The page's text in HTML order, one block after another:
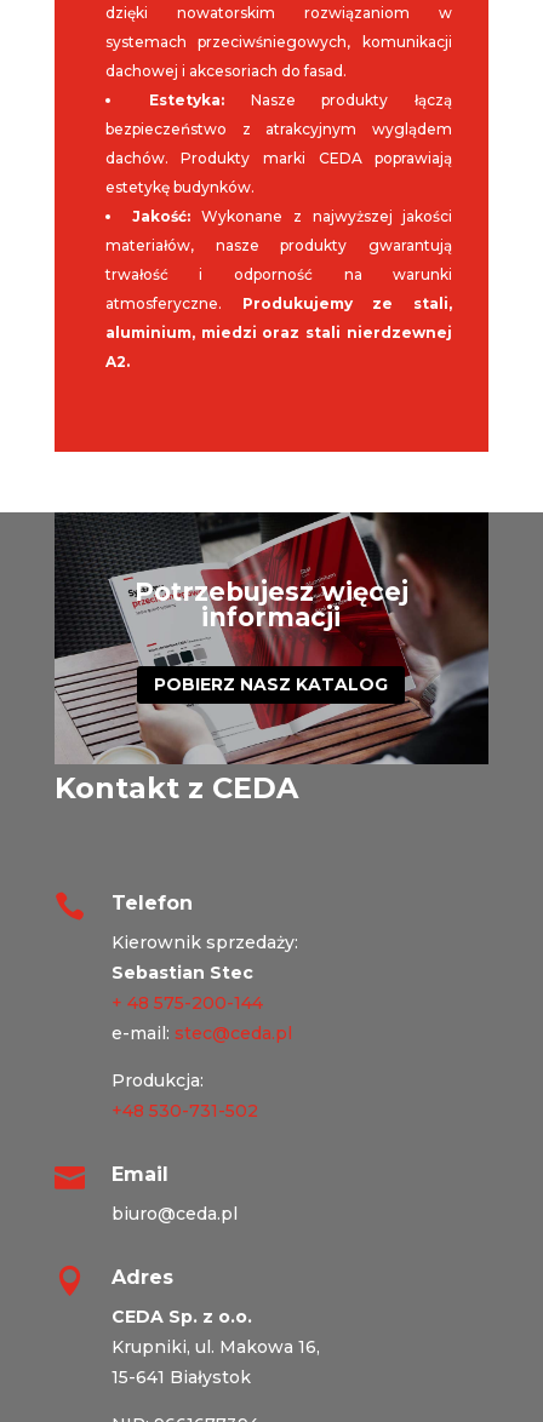
dzięki nowatorskim rozwiązaniom w
systemach przeciwśniegowych, komunikacji
dachowej i akcesoriach do fasad.
Estetyka:Nasze produkty łączą
bezpieczeństwo z atrakcyjnym wyglądem
dachów. Produkty marki CEDA poprawiają
estetykę budynków.
Jakość: Wykonane z najwyższej jakości
materiałów, nasze produkty gwarantują
trwałość i odporność na warunki
atmosferyczne. Produkujemy ze stali,
aluminium, miedzi oraz stali nierdzewnej
A2.
Potrzebujesz więcej
informacji
POBIERZ NASZ KATALOG
Kontakt z CEDA
 Telefon
Kierownik sprzedaży:
Sebastian Stec
+ 48 575-200-144
e-mail: stec@ceda.pl
Produkcja:
+48 530-731-502
 Email
biuro@ceda.pl
 Adres
CEDA Sp. z o.o.
Krupniki, ul. Makowa 16,
15-641 Białystok